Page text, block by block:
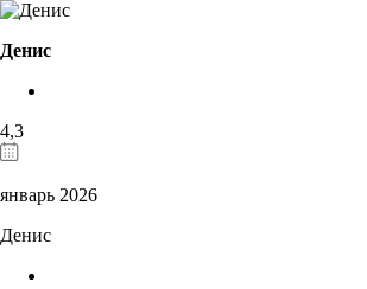
Денис
4,3
январь 2026
Денис